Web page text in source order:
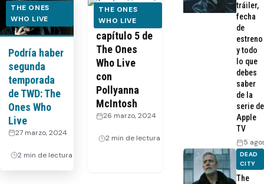
THE ONES
WHO LIVE
Podría haber
segunda
temporada
de TWD: The
Ones Who
Live
27 marzo, 2024
2 min de lectura
THE ONES
WHO LIVE
Dentro del
capítulo 5 de
The Ones
Who Live
con
Pollyanna
McIntosh
26 marzo, 2024
2 min de lectura
tráiler,
fecha
de
estreno
y todo
lo que
debes
saber
de la
serie de
Apple
TV
5
DEAD
CITY
The